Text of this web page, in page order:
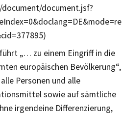
document.jsf?
„… zu einem Eingriff in die
europäischen Bevölkerung“,
Personen und alle
sowie auf sämtliche
irgendeine Differenzierung,